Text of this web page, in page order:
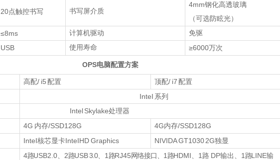
20点触控书写 书写屏介质
4mm钢化高透玻璃
（可选防眩光）
≤8ms 计算机驱动
免驱
USB 使用寿命 ≥6000万次
OPS电脑配置方案
高配/ i5 配置 顶配/ i7 配置
InteI 系列
Intel Skylake处理器
4G 内存/SSD128G 4G内存/SSD128G
InteI核芯显卡InteIHD Graphics NIVIDA GT1030 2G独显
4路USB2.0、 2路USB3.0、 1 路RJ45 网络接口、 1 路HDMI、 1 路 DP输出、 1 路LINE输